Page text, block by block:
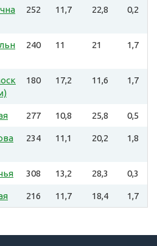
252 11,7 22,8 0,2
240 11 21 1,7
180 17,2 11,6 1,7
277 10,8 25,8 0,5
234 11,1 20,2 1,8
308 13,2 28,3 0,3
216 11,7 18,4 1,7